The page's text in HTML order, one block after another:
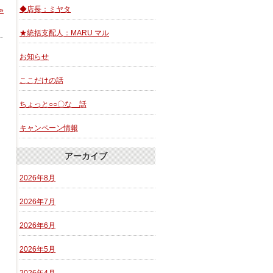
◆店長：ミヤタ
★統括支配人：MARU マル
お知らせ
ここだけの話
ちょっと○○〇な 話
キャンペーン情報
アーカイブ
2026年8月
2026年7月
2026年6月
2026年5月